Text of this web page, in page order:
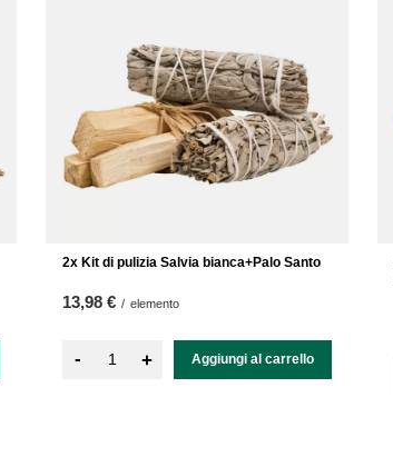
2x Kit di pulizia Salvia bianca+Palo Santo
13,98 € / elemento
- + Aggiungi al carrello